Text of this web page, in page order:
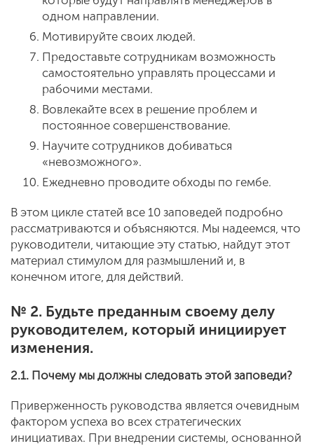
одном направлении.
Мотивируйте своих людей.
Предоставьте сотрудникам возможность
самостоятельно управлять процессами и
рабочими местами.
Вовлекайте всех в решение проблем и
постоянное совершенствование.
Научите сотрудников добиваться
«невозможного».
Ежедневно проводите обходы по гембе.
В этом цикле статей все 10 заповедей подробно
рассматриваются и объясняются. Мы надеемся, что
руководители, читающие эту статью, найдут этот
материал стимулом для размышлений и, в
конечном итоге, для действий.
№ 2. Будьте преданным своему делу
руководителем, который инициирует
изменения.
2.1. Почему мы должны следовать этой заповеди?
Приверженность руководства является очевидным
фактором успеха во всех стратегических
инициативах. При внедрении системы, основанной